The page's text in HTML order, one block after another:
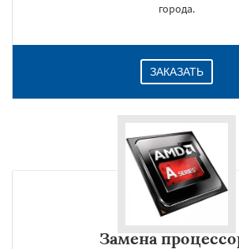
города.
ЗАКАЗАТЬ
Замена